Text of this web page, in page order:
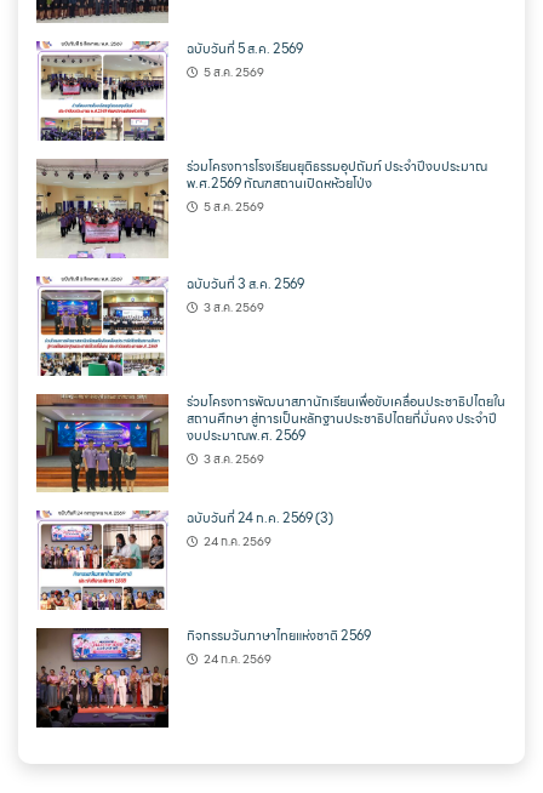
ฉบับวันที่ 5 ส.ค. 2569
5 ส.ค. 2569
ร่วมโครงการโรงเรียนยุติธรรมอุปถัมภ์ ประจำปีงบประมาณ
พ.ศ.2569 ทัณฑสถานเปิดหห้วยโป่ง
5 ส.ค. 2569
ฉบับวันที่ 3 ส.ค. 2569
3 ส.ค. 2569
ร่วมโครงการพัฒนาสภานักเรียนเพื่อขับเคลื่อนประชาธิปไตยใน
สถานศึกษา สู่การเป็นหลักฐานประชาธิปไตยที่มั่นคง ประจำปี
งบประมาณพ.ศ. 2569
3 ส.ค. 2569
ฉบับวันที่ 24 ก.ค. 2569 (3)
24 ก.ค. 2569
กิจกรรมวันภาษาไทยแห่งชาติ 2569
24 ก.ค. 2569